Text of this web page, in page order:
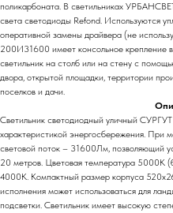
поликарбоната. В светильниках
света светодиоды Refond. Используются
оперативной замены драйвера (не
200И31600 имеет консольное крепление в
светильник на столб или на стену с
двора, открытой площадки, территории
поселков и дачи.
Светильник светодиодный уличный
характеристикой энергосбережения.
световой поток – 31600Лм, позволяющий
20 метров. Цветовая температура 5000К
4000К. Компактный размер корпуса
исполнения может использоваться для
подсветки. Светильник имеет высокую